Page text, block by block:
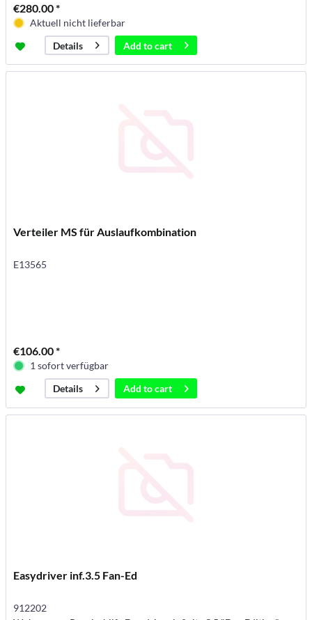
€280.00 *
Aktuell nicht lieferbar
Details
Add tocart
Verteiler MS für Auslaufkombination
E13565
€106.00 *
1 sofort verfügbar
Details
Add tocart
Easydriver inf.3.5 Fan-Ed
912202